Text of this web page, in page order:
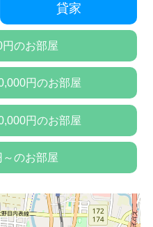
貸家
のお部屋
円のお部屋
円のお部屋
のお部屋